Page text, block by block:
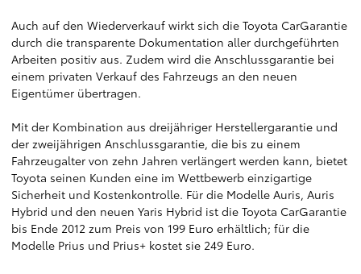
Auch auf den Wiederverkauf wirkt sich die Toyota CarGarantie
durch die transparente Dokumentation aller durchgeführten
Arbeiten positiv aus. Zudem wird die Anschlussgarantie bei
einem privaten Verkauf des Fahrzeugs an den neuen
Eigentümer übertragen.
Mit der Kombination aus dreijähriger Herstellergarantie und
der zweijährigen Anschlussgarantie, die bis zu einem
Fahrzeugalter von zehn Jahren verlängert werden kann, bietet
Toyota seinen Kunden eine im Wettbewerb einzigartige
Sicherheit und Kostenkontrolle. Für die Modelle Auris, Auris
Hybrid und den neuen Yaris Hybrid ist die Toyota CarGarantie
bis Ende 2012 zum Preis von 199 Euro erhältlich; für die
Modelle Prius und Prius+ kostet sie 249 Euro.